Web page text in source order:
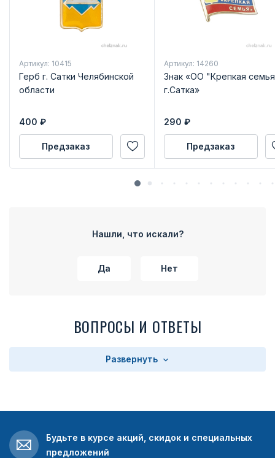
Артикул: 10415
Герб г. Сатки Челябинской
области
400 ₽
Предзаказ
Артикул: 14260
Знак «ОО "Крепкая
г.Сатка»
290 ₽
Предзаказ
Нашли, что искали?
Да Нет
ВОПРОСЫ И ОТВЕТЫ
Развернуть
Будьте в курсе акций, скидок и специальных
предложений